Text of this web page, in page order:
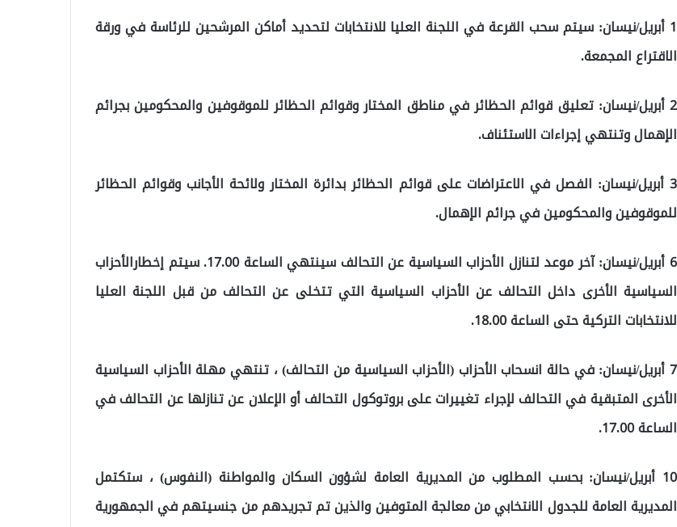
1 أبريل/نيسان: سيتم سحب القرعة في اللجنة العليا للانتخابات لتحديد أماكن المرشحين للرئاسة في ورقة
الاقتراع المجمعة.
2 أبريل/نيسان: تعليق قوائم الحظائر في مناطق المختار وقوائم الحظائر للموقوفين والمحكومين بجرائم
الإهمال وتنتهي إجراءات الاستئناف.
3 أبريل/نيسان: الفصل في الاعتراضات على قوائم الحظائر بدائرة المختار ولائحة الأجانب وقوائم الحظائر
للموقوفين والمحكومين في جرائم الإهمال.
6 أبريل/نيسان: آخر موعد لتنازل الأحزاب السياسية عن التحالف سينتهي الساعة 17.00. سيتم إخطارالأحزاب
السياسية الأخرى داخل التحالف عن الأحزاب السياسية التي تتخلى عن التحالف من قبل اللجنة العليا
للانتخابات التركية حتى الساعة 18.00.
7 أبريل/نيسان: في حالة انسحاب الأحزاب (الأحزاب السياسية من التحالف) ، تنتهي مهلة الأحزاب السياسية
الأخرى المتبقية في التحالف لإجراء تغييرات على بروتوكول التحالف أو الإعلان عن تنازلها عن التحالف في
الساعة 17.00.
10 أبريل/نيسان: بحسب المطلوب من المديرية العامة لشؤون السكان والمواطنة (النفوس) ، ستكتمل
المديرية العامة للجدول الانتخابي من معالجة المتوفين والذين تم تجريدهم من جنسيتهم في الجمهورية